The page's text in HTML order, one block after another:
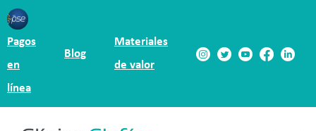
Pagos
en
línea
Blog
Materiales
de valor